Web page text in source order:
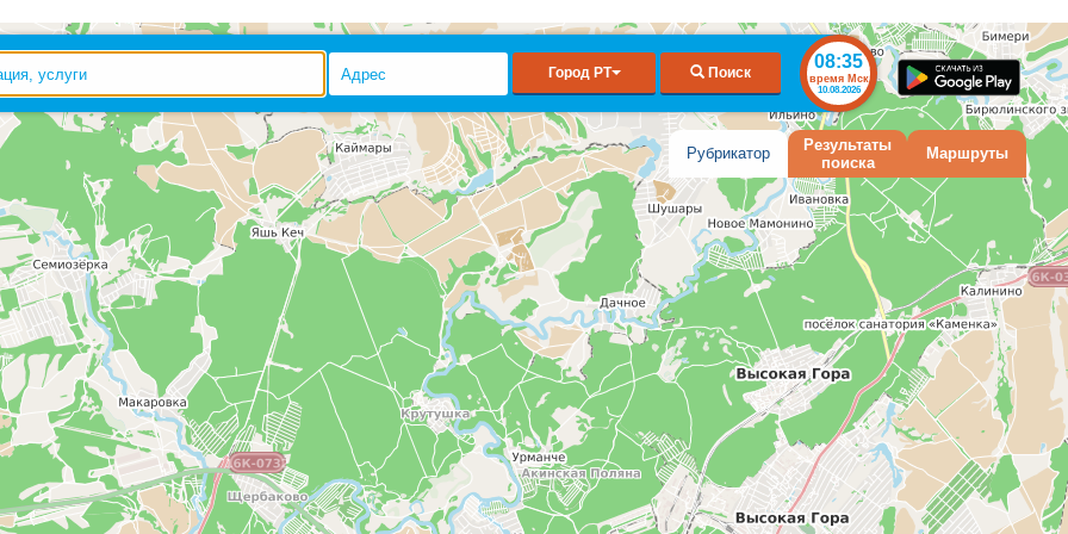
Город РТ Поиск
08:35
время Мск
10.08.2026
Рубрикатор
Результаты
поиска
Маршруты